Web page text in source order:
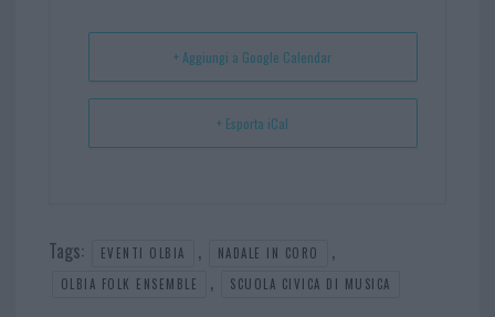
t p
+ Aggiungi a Google Calendar
+ Esporta iCal
Tags: EVENTI OLBIA , NADALE IN CORO ,
OLBIA FOLK ENSEMBLE , SCUOLA CIVICA DI MUSICA